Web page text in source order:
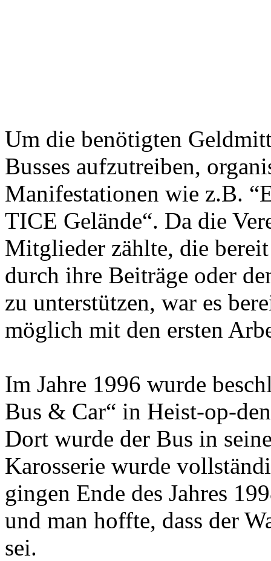
Um die benötigten
Busses aufzutreiben,
Manifestationen wie z.B.
TICE Gelände“. Da die
Mitglieder zählte, die
durch ihre Beiträge oder
zu unterstützen, war es
möglich mit den ersten
Im Jahre 1996 wurde
Bus & Car“ in Heist-op-
Dort wurde der Bus in
Karosserie wurde
gingen Ende des Jahres
und man hoffte, dass der
sei.